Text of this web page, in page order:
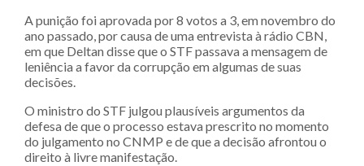
A punição foi aprovada por 8 votos a 3, em novembro do
ano passado, por causa de uma entrevista à rádio CBN,
em que Deltan disse que o STF passava a mensagem de
leniência a favor da corrupção em algumas de suas
decisões.
O ministro do STF julgou plausíveis argumentos da
defesa de que o processo estava prescrito no momento
do julgamento no CNMP e de que a decisão afrontou o
direito à livre manifestação.